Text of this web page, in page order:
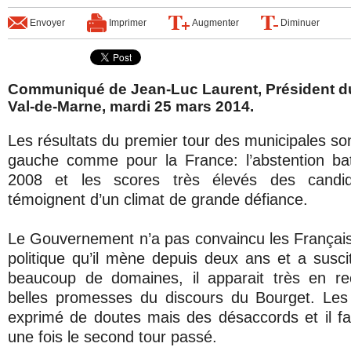
Envoyer Imprimer Augmenter Diminuer
Communiqué de Jean-Luc Laurent, Président
Val-de-Marne, mardi 25 mars 2014.
Les résultats du premier tour des municipales
gauche comme pour la France: l’abstention
2008 et les scores très élevés des
témoignent d’un climat de grande défiance.
Le Gouvernement n’a pas convaincu les
politique qu’il mène depuis deux ans et a
beaucoup de domaines, il apparait très en
belles promesses du discours du Bourget.
exprimé de doutes mais des désaccords et il
une fois le second tour passé.